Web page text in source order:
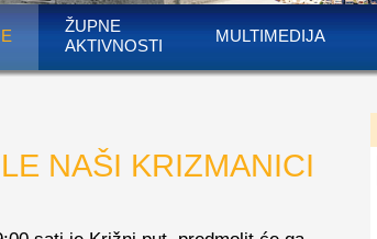
ŽUPNE
AKTIVNOSTI
MULTIMEDIJA
NAŠI KRIZMANICI